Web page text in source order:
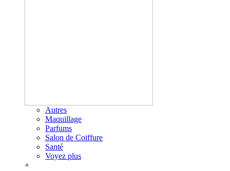
Autres
Maquillage
Parfums
Salon de Coiffure
Santé
Voyez plus
+